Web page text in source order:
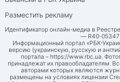
Разместить рекламу
Идентификатор онлайн-медиа в
— R40-05347
Информационный портал «РБК-
версию (украинскую, русскую и
портала – https://www.rbc.ua.
принадлежат их правообладателям.
авторами которых являются
размещены на условиях лицензии